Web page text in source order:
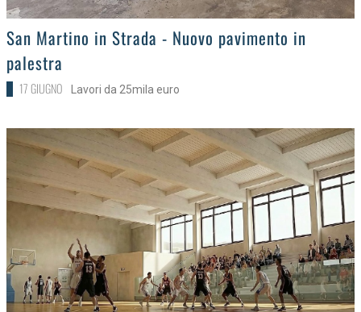
>
San Martino in Strada - Nuovo pavimento in
palestra
17 GIUGNO Lavori da 25mila euro